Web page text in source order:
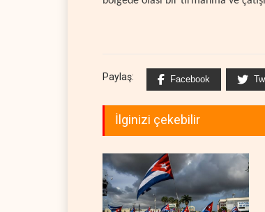
Paylaş: Facebook
İlginizi çekebilir